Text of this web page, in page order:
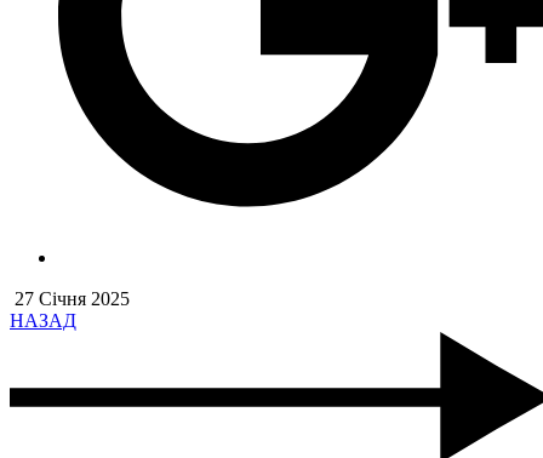
27 Січня 2025
НАЗАД